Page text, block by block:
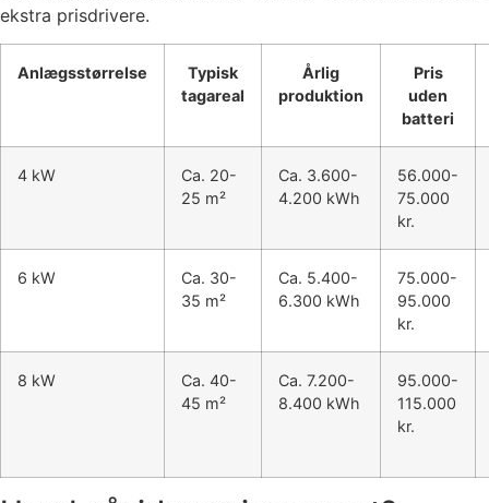
ekstra prisdrivere.
Anlægsstørrelse
Typisk
tagareal
Årlig
produktion
Pris
uden
batteri
4 kW
Ca. 20-
25 m²
Ca. 3.600-
4.200 kWh
56.000-
75.000
kr.
6 kW
Ca. 30-
35 m²
Ca. 5.400-
6.300 kWh
75.000-
95.000
kr.
8 kW
Ca. 40-
45 m²
Ca. 7.200-
8.400 kWh
95.000-
115.000
kr.